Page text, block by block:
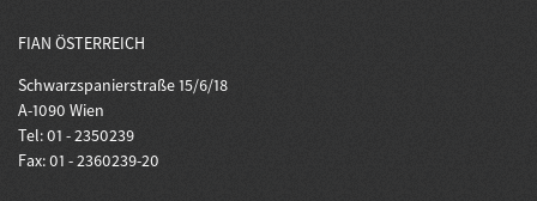
FIAN ÖSTERREICH
Schwarzspanierstraße 15/6/18
A-1090 Wien
Tel: 01 - 2350239
Fax: 01 - 2360239-20